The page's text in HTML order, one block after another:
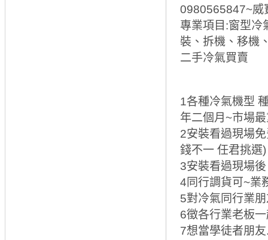
0980565847~威
專業項目:窗型冷
裝、拆機、移機
二手冷氣買賣
1各種冷氣機型
年二個月~市場
2安裝看過現場
錢不一 任君挑選)
3安裝看過現場
4同行調貨可~業
5對冷氣同行業
6徵各行業老板
7想當學徒者朋